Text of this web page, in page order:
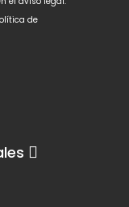
de